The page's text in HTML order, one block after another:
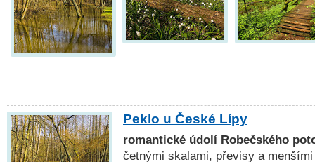
Peklo u České Lípy
romantické údolí Robečského
četnými skalami, převisy a